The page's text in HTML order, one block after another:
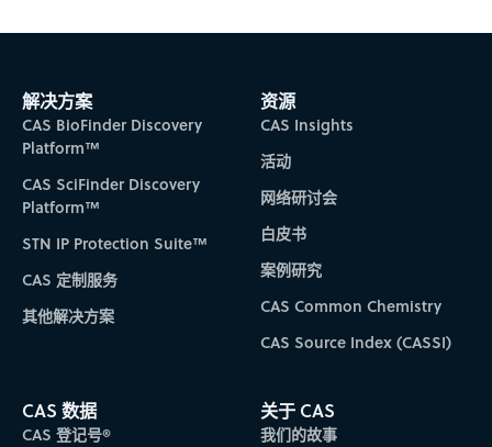
解决方案
CAS BioFinder Discovery
Platform™
CAS SciFinder Discovery
Platform™
STN IP Protection Suite™
CAS 定制服务
其他解决方案
资源
CAS Insights
活动
网络研讨会
白皮书
案例研究
CAS Common Chemistry
CAS Source Index (CASSI)
CAS 数据
CAS 登记号®
关于 CAS
我们的故事